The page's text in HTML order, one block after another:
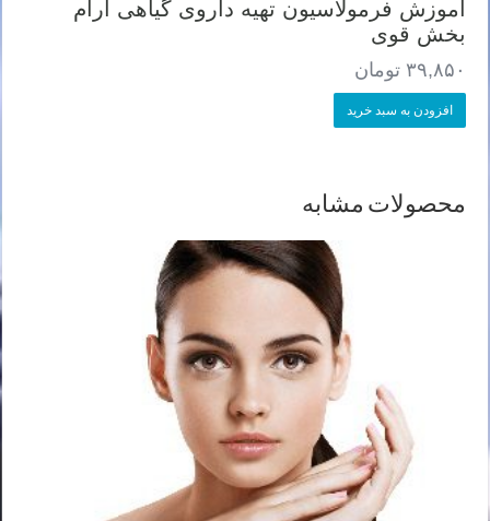
آموزش فرمولاسیون تهیه داروی گیاهی آرام
بخش قوی
۳۹,۸۵۰ تومان
افزودن به سبد خرید
محصولات مشابه